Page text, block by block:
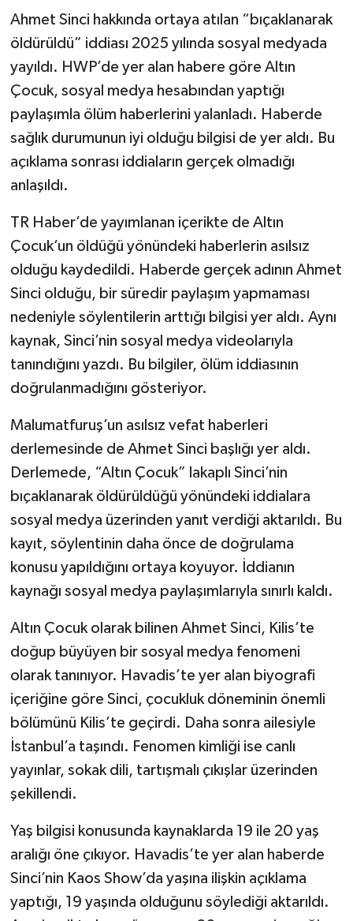
Ahmet Sinci hakkında ortaya atılan “bıçaklanarak
öldürüldü” iddiası 2025 yılında sosyal medyada
yayıldı. HWP’de yer alan habere göre Altın
Çocuk, sosyal medya hesabından yaptığı
paylaşımla ölüm haberlerini yalanladı. Haberde
sağlık durumunun iyi olduğu bilgisi de yer aldı. Bu
açıklama sonrası iddiaların gerçek olmadığı
anlaşıldı.
TR Haber’de yayımlanan içerikte de Altın
Çocuk’un öldüğü yönündeki haberlerin asılsız
olduğu kaydedildi. Haberde gerçek adının Ahmet
Sinci olduğu, bir süredir paylaşım yapmaması
nedeniyle söylentilerin arttığı bilgisi yer aldı. Aynı
kaynak, Sinci’nin sosyal medya videolarıyla
tanındığını yazdı. Bu bilgiler, ölüm iddiasının
doğrulanmadığını gösteriyor.
Malumatfuruş’un asılsız vefat haberleri
derlemesinde de Ahmet Sinci başlığı yer aldı.
Derlemede, “Altın Çocuk” lakaplı Sinci’nin
bıçaklanarak öldürüldüğü yönündeki iddialara
sosyal medya üzerinden yanıt verdiği aktarıldı. Bu
kayıt, söylentinin daha önce de doğrulama
konusu yapıldığını ortaya koyuyor. İddianın
kaynağı sosyal medya paylaşımlarıyla sınırlı kaldı.
Altın Çocuk olarak bilinen Ahmet Sinci, Kilis’te
doğup büyüyen bir sosyal medya fenomeni
olarak tanınıyor. Havadis’te yer alan biyografi
içeriğine göre Sinci, çocukluk döneminin önemli
bölümünü Kilis’te geçirdi. Daha sonra ailesiyle
İstanbul’a taşındı. Fenomen kimliği ise canlı
yayınlar, sokak dili, tartışmalı çıkışlar üzerinden
şekillendi.
Yaş bilgisi konusunda kaynaklarda 19 ile 20 yaş
aralığı öne çıkıyor. Havadis’te yer alan haberde
Sinci’nin Kaos Show’da yaşına ilişkin açıklama
yaptığı, 19 yaşında olduğunu söylediği aktarıldı.